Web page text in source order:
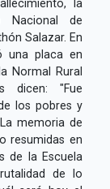
la
Nacional de
Salazar. En
una placa en
Normal Rural
dicen: "Fue
los pobres y
memoria de
resumidas en
de la Escuela
de lo